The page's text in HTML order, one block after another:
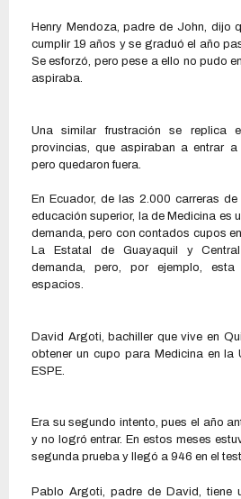
Henry Mendoza, padre de John, dijo
cumplir 19 años y se graduó el año
Se esforzó, pero pese a ello no pudo
aspiraba.
Una similar frustración se replica
provincias, que aspiraban a entrar
pero quedaron fuera.
En Ecuador, de las 2.000 carreras
educación superior, la de Medicina es
demanda, pero con contados cupos
La Estatal de Guayaquil y
demanda, pero, por ejemplo,
espacios.
David Argoti, bachiller que vive en
obtener un cupo para Medicina en la
ESPE.
Era su segundo intento, pues el año
y no logró entrar. En estos meses
segunda prueba y llegó a 946 en el
Pablo Argoti, padre de David, tiene